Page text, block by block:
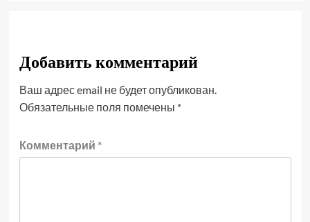
Добавить комментарий
Ваш адрес email не будет опубликован.
Обязательные поля помечены *
Комментарий *